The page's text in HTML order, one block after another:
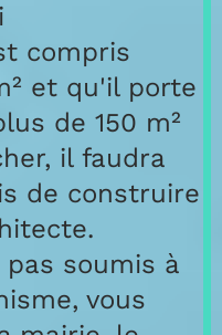
compris
et qu'il porte
de 150 m²
il faudra
de construire
soumis à
vous